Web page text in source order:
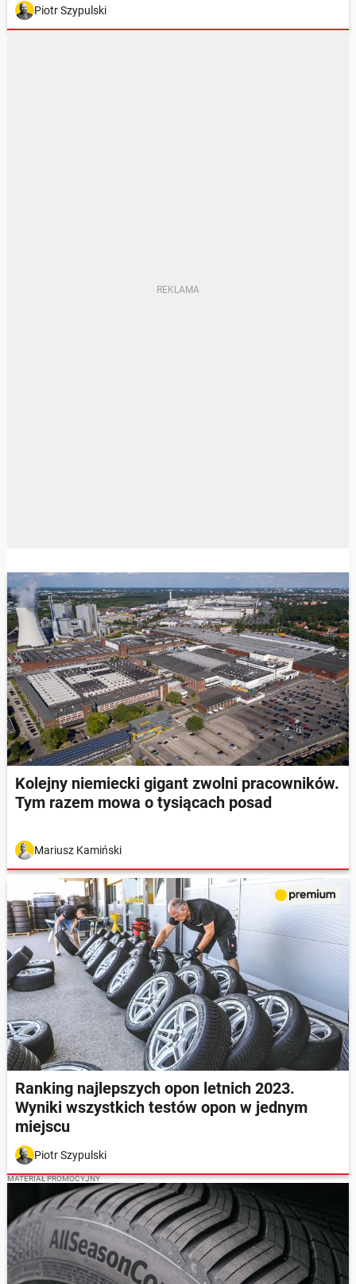
Piotr Szypulski
Kolejny niemiecki gigant zwolni pracowników.
Tym razem mowa o tysiącach posad
Mariusz Kamiński
Ranking najlepszych opon letnich 2023.
Wyniki wszystkich testów opon w jednym
miejscu
Piotr Szypulski
MATERIAŁ PROMOCYJNY